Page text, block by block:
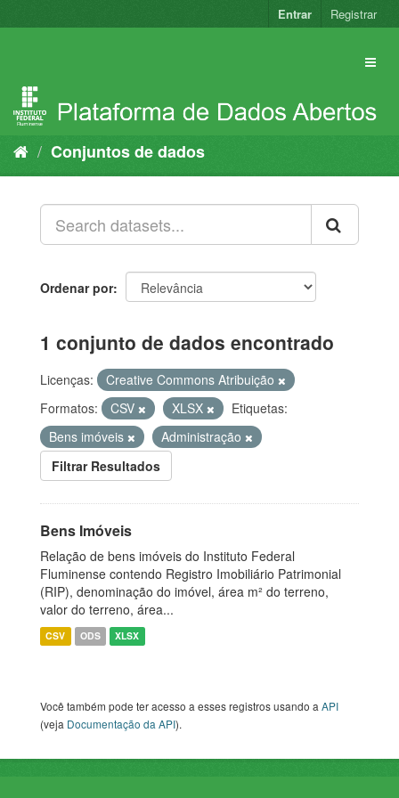
para
Entrar Registrar
Conjuntos de dados
Ordenar por
1 conjunto de dados encontrado
Licenças:
Creative Commons Atribuição
Formatos:
CSV XLSX
Etiquetas:
Bens imóveis
Administração
Filtrar Resultados
Bens Imóveis
Relação de bens imóveis do Instituto Federal
Fluminense contendo Registro Imobiliário Patrimonial
(RIP), denominação do imóvel, área m² do terreno,
valor do terreno, área...
CSV ODS XLSX
Você também pode ter acesso a esses registros usando aAPI
(veja Documentação da API).